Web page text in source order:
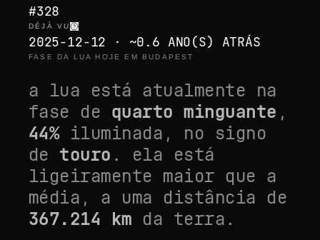
#328
DÉJÀ VU
2025-12-12 · ~0.6 ANO(S) ATRÁS
FASE DA LUA HOJE EM BUDAPEST
a lua está atualmente na
fase de quarto minguante ,
44%iluminada, no signo
de touro . ela está
ligeiramente maior que a
média , a uma distância de
367.214 km da terra.